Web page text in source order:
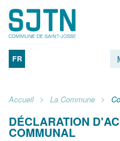
FR
Accueil La Commune
DÉCLARATION
COMMUNAL